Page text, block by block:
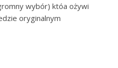
wybór) któa ożywi
oryginalnym